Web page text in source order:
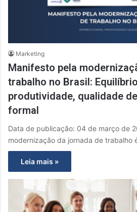
Marketing
Manifesto pela
trabalho no Brasil:
produtividade, qualidade
formal
Data de publicação: 04 de março de
modernização da jornada de trabalho
Leia mais »